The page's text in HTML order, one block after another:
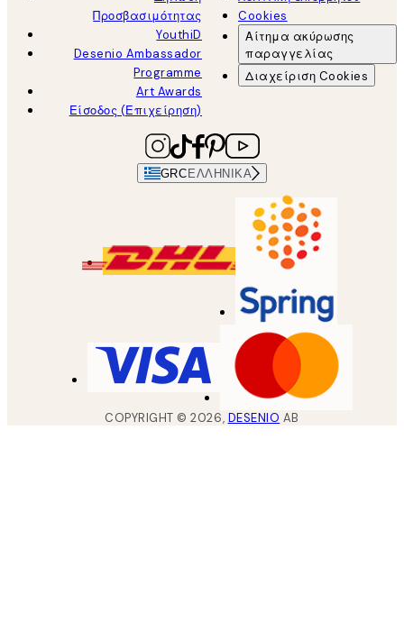
Προσβασιμότητας
YouthiD
Desenio Ambassador
Programme
Art Awards
Είσοδος (Επιχείρηση)
Cookies
Αίτημα ακύρωσης
παραγγελίας
Διαχείριση Cookies
GRC ΕΛΛΗΝΙΚΆ
COPYRIGHT ©2026, DESENIO AB